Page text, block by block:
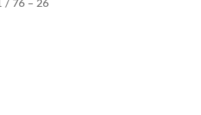
/ 76 – 26